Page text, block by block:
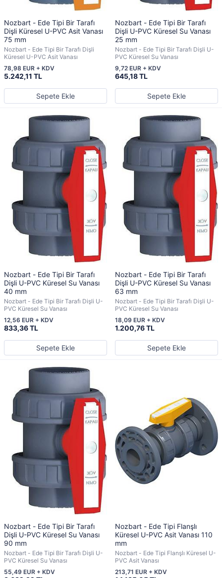
Nozbart - Ede Tipi Bir Tarafı
Dişli Küresel U-PVC Asit Vanası
75 mm
Nozbart - Ede Tipi Bir Tarafı Dişli
Küresel U-PVC Asit Vanası
5.242,11 TL
78,98 EUR + KDV
Sepete Ekle
Nozbart - Ede Tipi Bir Tarafı
Dişli U-PVC Küresel Su Vanası
25 mm
Nozbart - Ede Tipi Bir Tarafı Dişli U-
PVC Küresel Su Vanası
645,18 TL
9,72 EUR + KDV
Sepete Ekle
Nozbart - Ede Tipi Bir Tarafı
Dişli U-PVC Küresel Su Vanası
40 mm
Nozbart - Ede Tipi Bir Tarafı Dişli U-
PVC Küresel Su Vanası
833,36 TL
12,56 EUR + KDV
Sepete Ekle
Nozbart - Ede Tipi Bir Tarafı
Dişli U-PVC Küresel Su Vanası
63 mm
Nozbart - Ede Tipi Bir Tarafı Dişli U-
PVC Küresel Su Vanası
1.200,76 TL
18,09 EUR + KDV
Sepete Ekle
Nozbart - Ede Tipi Bir Tarafı
Dişli U-PVC Küresel Su Vanası
90 mm
Nozbart - Ede Tipi Bir Tarafı Dişli U-
PVC Küresel Su Vanası
55,49 EUR + KDV
Nozbart - Ede Tipi Flanşlı
Küresel U-PVC Asit Vanası 110
mm
Nozbart - Ede Tipi Flanşlı Küresel U-
PVC Asit Vanası
213,71 EUR + KDV